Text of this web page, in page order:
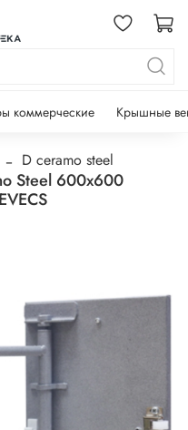
коммерческие Крышные
D ceramo steel
Steel 600х600